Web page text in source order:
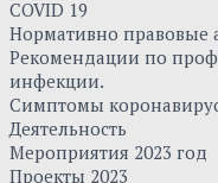
COVID 19
Нормативно правовые
Рекомендации по
инфекции.
Симптомы
Деятельность
Мероприятия 2023 год
Проекты 2023